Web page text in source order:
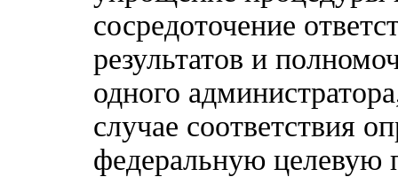
сосредоточение
результатов и
одного
случае соответствия
федеральную целевую